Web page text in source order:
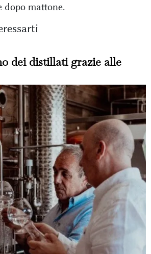
dopo mattone.
dei distillati grazie alle